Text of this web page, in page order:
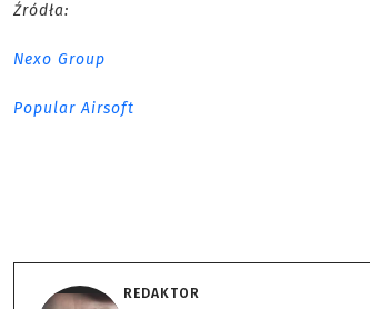
Źródła:
Nexo Group
Popular Airsoft
REDAKTOR